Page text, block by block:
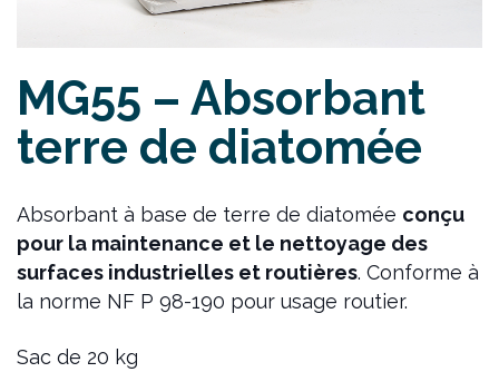
MG55 – Absorbant
terre de diatomée
Absorbant à base de terre de diatomée conçu
pour la maintenance et le nettoyage des
surfaces industrielles et routières. Conforme à
la norme NF P 98-190 pour usage routier.
Sac de 20 kg